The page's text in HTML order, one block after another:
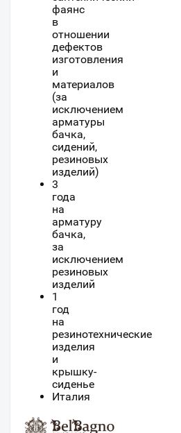
фаянс
в
отношении
дефектов
изготовления
и
материалов
(за
исключением
арматуры
бачка,
сидений,
резиновых
изделий)
3
года
на
арматуру
бачка,
за
исключением
резиновых
изделий
1
год
на
резинотехнические
изделия
и
крышку-
сиденье
Италия